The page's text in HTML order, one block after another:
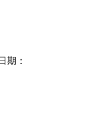
期：